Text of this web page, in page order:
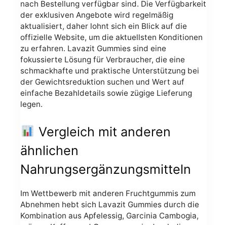
nach Bestellung verfügbar sind. Die Verfügbarkeit
der exklusiven Angebote wird regelmäßig
aktualisiert, daher lohnt sich ein Blick auf die
offizielle Website, um die aktuellsten Konditionen
zu erfahren. Lavazit Gummies sind eine
fokussierte Lösung für Verbraucher, die eine
schmackhafte und praktische Unterstützung bei
der Gewichtsreduktion suchen und Wert auf
einfache Bezahldetails sowie zügige Lieferung
legen.
Vergleich mit anderen
ähnlichen
Nahrungsergänzungsmitteln
Im Wettbewerb mit anderen Fruchtgummis zum
Abnehmen hebt sich Lavazit Gummies durch die
Kombination aus Apfelessig, Garcinia Cambogia,